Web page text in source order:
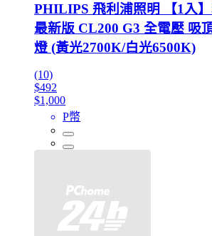
PHILIPS 飛利浦照明 【1入
最新版 CL200 G3 全電壓 吸
燈 (黃光2700K/白光6500K)
(10)
$492
$1,000
P幣